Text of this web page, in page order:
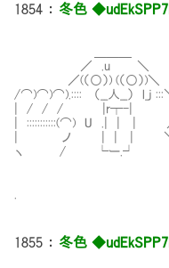
1854 ： 冬色
／ .u ＼
／(（○）) (（○）)＼
/⌒)⌒)⌒).:::: （__人__）
| / / / |r┬-| |
| :::::::::::(⌒) U .| | | ／
| ノ | | |
ヽ / └ー.┘
1855 ： 冬色